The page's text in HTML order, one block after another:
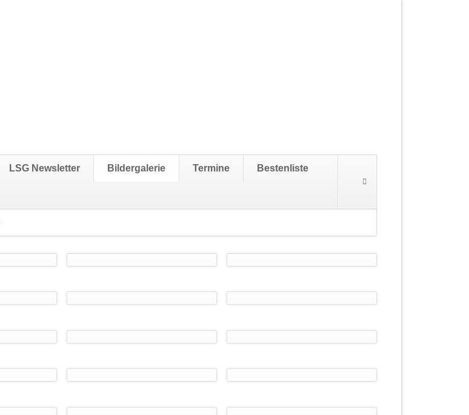
überspringen
LSG Newsletter Bildergalerie Termine Bestenliste
überspringen